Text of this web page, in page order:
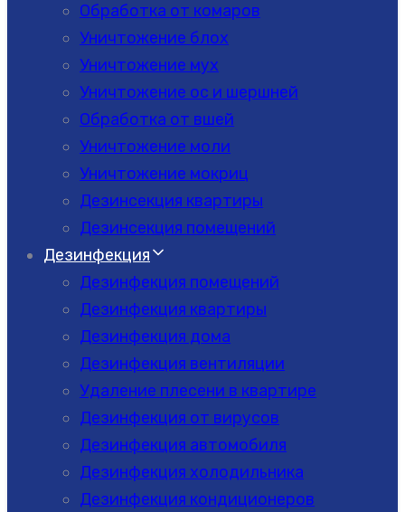
Обработка от комаров
Уничтожение блох
Уничтожение мух
Уничтожение ос и шершней
Обработка от вшей
Уничтожение моли
Уничтожение мокриц
Дезинсекция квартиры
Дезинсекция помещений
Дезинфекция
Дезинфекция помещений
Дезинфекция квартиры
Дезинфекция дома
Дезинфекция вентиляции
Удаление плесени в квартире
Дезинфекция от вирусов
Дезинфекция автомобиля
Дезинфекция холодильника
Дезинфекция кондиционеров